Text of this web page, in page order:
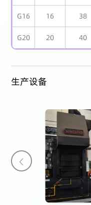
G16 16 38
G20 20 40
生产设备